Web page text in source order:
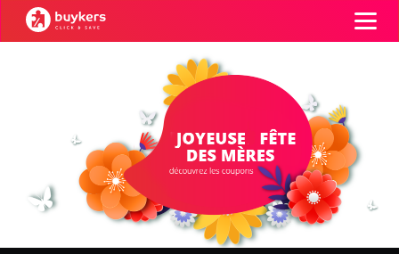
Alimentation & alcool Livres & Divertissement
Top 100
Boutiques
Se connecter